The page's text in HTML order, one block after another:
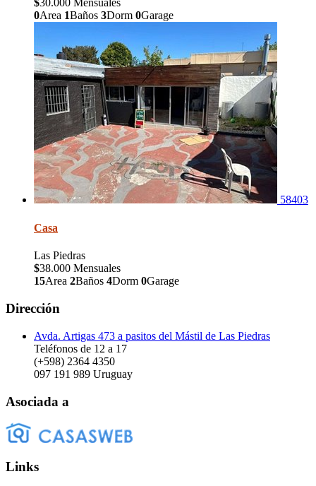
$30.000 Mensuales
0Area 1Baños 3Dorm 0Garage
58403
Casa
Las Piedras
$38.000 Mensuales
15Area 2Baños 4Dorm 0Garage
Dirección
Avda. Artigas 473 a pasitos del Mástil de Las Piedras
Teléfonos de 12 a 17
(+598) 2364 4350
097 191 989 Uruguay
Asociada a
Links